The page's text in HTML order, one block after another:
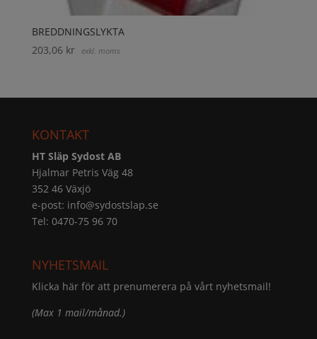
BREDDNINGSLYKTA
203,06 kr exkl. moms
KONTAKT
HT Släp Sydost AB
Hjalmar Petris Väg 48
352 46 Växjö
e-post: info@sydostslap.se
Tel: 0470-75 96 70
NYHETSMAIL
Klicka här för att prenumerera på vårt nyhetsmail!
(Max 1 mail/månad.)